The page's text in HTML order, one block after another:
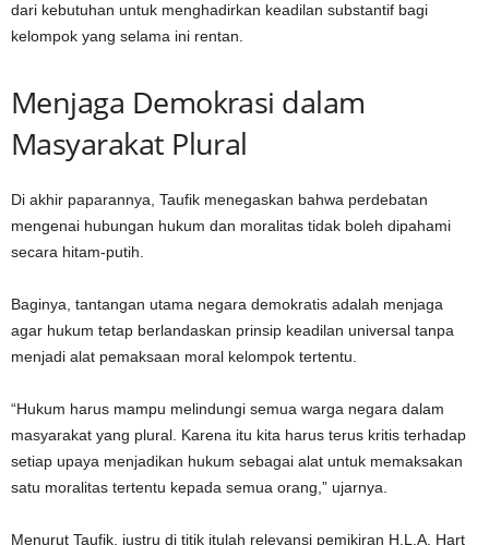
dari kebutuhan untuk menghadirkan keadilan substantif bagi
kelompok yang selama ini rentan.
Menjaga Demokrasi dalam
Masyarakat Plural
Di akhir paparannya, Taufik menegaskan bahwa perdebatan
mengenai hubungan hukum dan moralitas tidak boleh dipahami
secara hitam-putih.
Baginya, tantangan utama negara demokratis adalah menjaga
agar hukum tetap berlandaskan prinsip keadilan universal tanpa
menjadi alat pemaksaan moral kelompok tertentu.
“Hukum harus mampu melindungi semua warga negara dalam
masyarakat yang plural. Karena itu kita harus terus kritis terhadap
setiap upaya menjadikan hukum sebagai alat untuk memaksakan
satu moralitas tertentu kepada semua orang,” ujarnya.
Menurut Taufik, justru di titik itulah relevansi pemikiran H.L.A. Hart